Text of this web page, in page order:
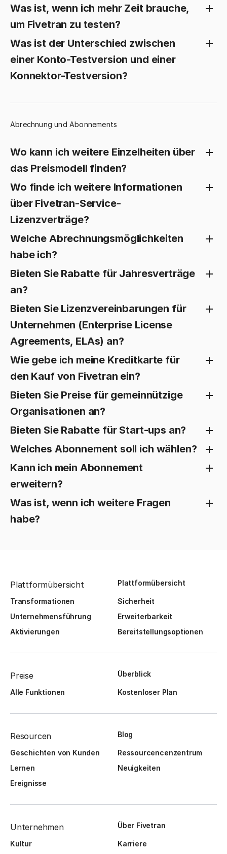
Was ist, wenn ich mehr Zeit brauche,
um Fivetran zu testen?
Was ist der Unterschied zwischen
einer Konto-Testversion und einer
Konnektor-Testversion?
Abrechnung und Abonnements
Wo kann ich weitere Einzelheiten über
das Preismodell finden?
Wo finde ich weitere Informationen
über Fivetran-Service-
Lizenzverträge?
Welche Abrechnungsmöglichkeiten
habe ich?
Bieten Sie Rabatte für Jahresverträge
an?
Bieten Sie Lizenzvereinbarungen für
Unternehmen (Enterprise License
Agreements, ELAs) an?
Wie gebe ich meine Kreditkarte für
den Kauf von Fivetran ein?
Bieten Sie Preise für gemeinnützige
Organisationen an?
Bieten Sie Rabatte für Start-ups an?
Welches Abonnement soll ich wählen?
Kann ich mein Abonnement
erweitern?
Was ist, wenn ich weitere Fragen
habe?
Plattformübersicht Plattformübersicht
Transformationen
Sicherheit
Unternehmensführung
Erweiterbarkeit
Aktivierungen
Bereitstellungsoptionen
Preise Überblick
Alle Funktionen Kostenloser Plan
Resourcen Blog
Geschichten von Kunden
Ressourcencenzentrum
Lernen
Neuigkeiten
Ereignisse
Unternehmen Über Fivetran
Kultur
Karriere